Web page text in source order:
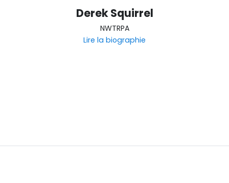
Derek Squirrel
NWTRPA
Lire la biographie